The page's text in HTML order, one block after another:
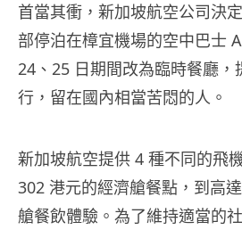
首當其衝，新加坡航空公司決
部停泊在樟宜機場的空中巴士
24、25 日期間改為臨時餐廳，
行，留在國內相當苦悶的人。
新加坡航空提供 4 種不同的飛
302 港元的經濟艙餐點，到高
艙餐飲體驗。為了維持適當的